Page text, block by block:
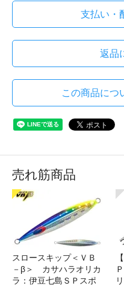
支払い・
返品
この商品につ
売れ筋商品
スロースキップ＜ＶＢ
－β＞ カサハラオリカ
ラ：伊豆七島ＳＰスポ